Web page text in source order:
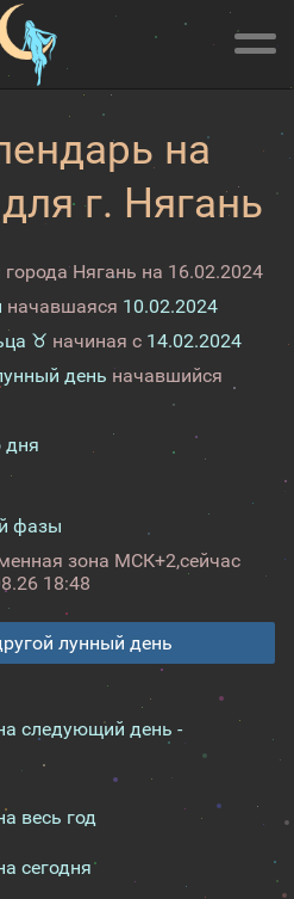
на
г. Нягань
Нягань на 16.02.2024
начавшаяся 10.02.2024
♉ начиная с 14.02.2024
день начавшийся
дня
фазы
зона МСК+2,сейчас
18:48
лунный день
следующий день -
весь год
сегодня